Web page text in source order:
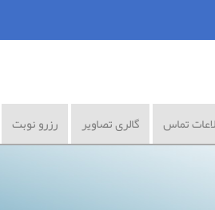
تماس گالری تصاویر رزرو نوبت